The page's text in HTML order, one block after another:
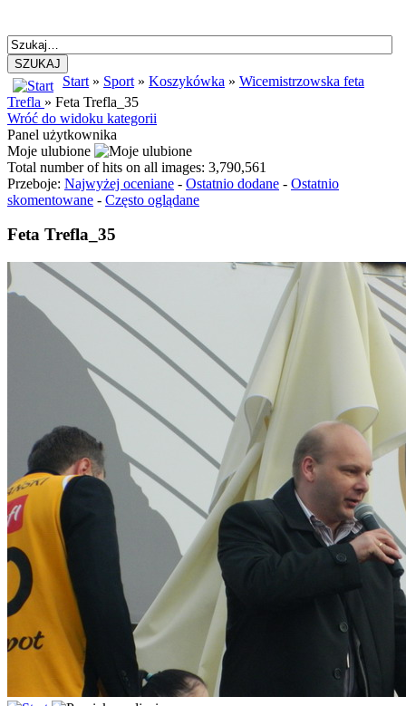
SZUKAJ
Start » Sport » Koszykówka » Wicemistrzowska feta
Trefla » Feta Trefla_35
Wróć do widoku kategorii
Panel użytkownika
Moje ulubione
Total number of hits on all images: 3,790,561
Przeboje: Najwyżej oceniane - Ostatnio dodane - Ostatnio
skomentowane - Często oglądane
Feta Trefla_35